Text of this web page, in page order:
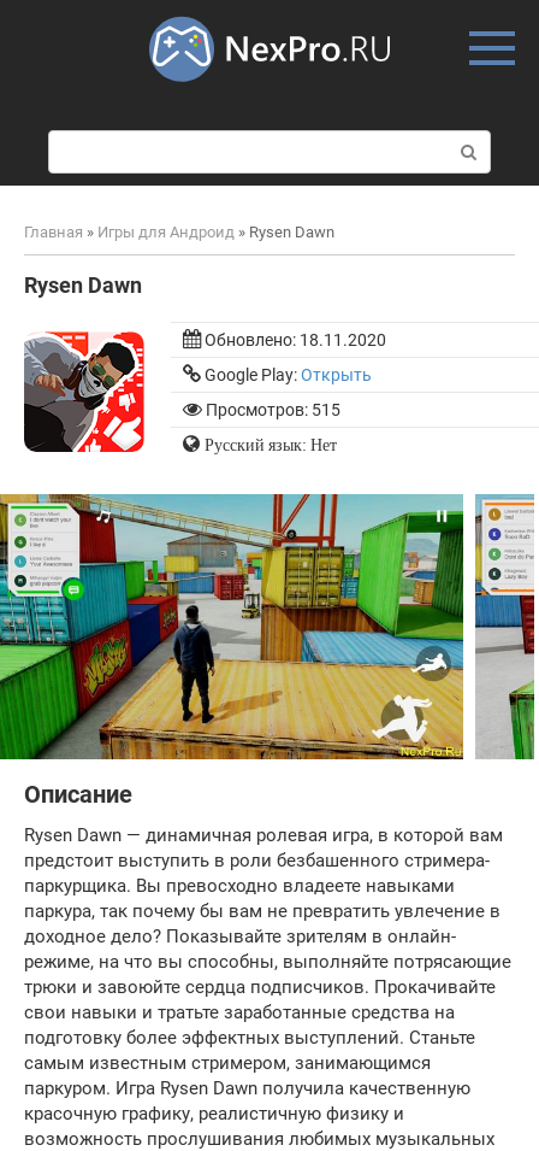
о
и
к
Главная » Игры для Андроид » Rysen Dawn
Rysen Dawn
Обновлено: 18.11.2020
Google Play:Открыть
Просмотров: 515
Русский язык: Нет
Описание
Rysen Dawn — динамичная ролевая игра, в которой вам
предстоит выступить в роли безбашенного стримера-
паркурщика. Вы превосходно владеете навыками
паркура, так почему бы вам не превратить увлечение в
доходное дело? Показывайте зрителям в онлайн-
режиме, на что вы способны, выполняйте потрясающие
трюки и завоюйте сердца подписчиков. Прокачивайте
свои навыки и тратьте заработанные средства на
подготовку более эффектных выступлений. Станьте
самым известным стримером, занимающимся
паркуром. Игра Rysen Dawn получила качественную
красочную графику, реалистичную физику и
возможность прослушивания любимых музыкальных